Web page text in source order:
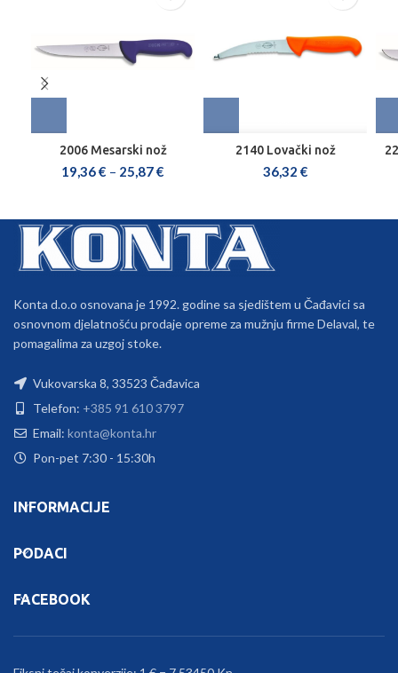
2006 Mesarski nož
19,36€ – 25,87€
2140 Lovački nož
36,32 €
Konta d.o.o osnovana je 1992. godine sa sjedištem u Čađavici sa
osnovnom djelatnošću prodaje opreme za mužnju firme Delaval, te
pomagalima za uzgoj stoke.
Vukovarska 8, 33523 Čađavica
Telefon: +385 91 610 3797
Email: konta@konta.hr
Pon-pet 7:30 - 15:30h
INFORMACIJE
PODACI
FACEBOOK